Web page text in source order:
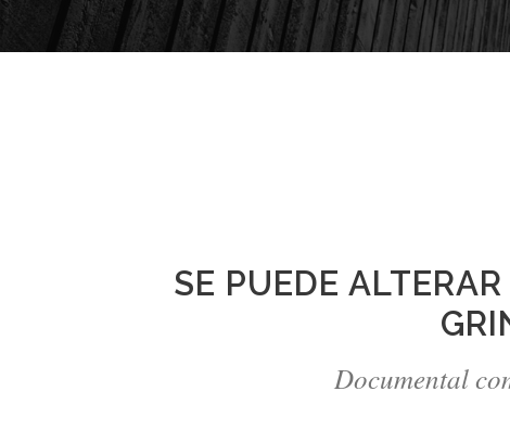
SE PUEDE
Documental